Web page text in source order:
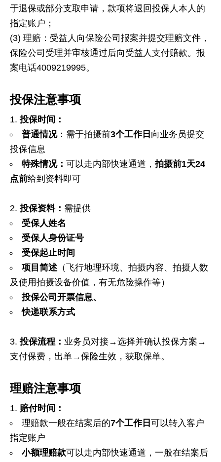
于退保或部分支取申请，款项将退回投保人本人的
指定账户；
(3) 理赔：受益人向保险公司报案并提交理赔文件，
保险公司受理并审核通过后向受益人支付赔款。报
案电话4009219995。
投保注意事项
投保时间：
普通情况：需于拍摄前3个工作日 向业务员提交
投保信息
特殊情况： 可以走内部快速通道，拍摄前1天24
点前给到资料即可
投保资料： 需提供
受保人姓名
受保人身份证号
受保起止时间
项目简述（飞行地理环境、拍摄内容、拍摄人数
及使用拍摄设备价值，有无危险操作等）
投保公司开票信息、
快递联系方式
投保流程： 业务员对接→选择并确认投保方案→
支付保费，出单→保险生效，获取保单。
理赔注意事项
赔付时间：
理赔款一般在结案后的7个工作日 可以转入客户
指定账户
小额理赔款可以走内部快速通道，一般在结案后